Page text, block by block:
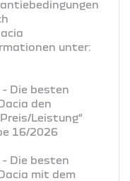
unter:
- Die besten
den
Leistung“
16/2026
- Die besten
mit dem